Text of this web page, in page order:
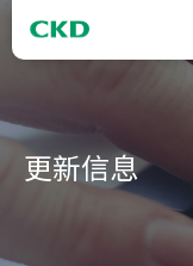
更新信息